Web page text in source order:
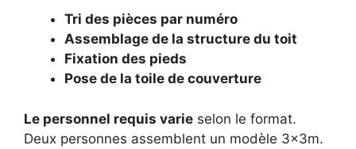
Tri des pièces par numéro
Assemblage de la structure du toit
Fixation des pieds
Pose de la toile de couverture
Le personnel requis varie selon le format.
Deux personnes assemblent un modèle 3x3m.